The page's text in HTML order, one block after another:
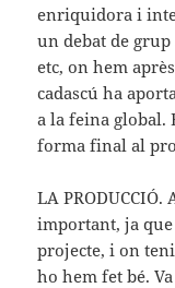
enriquidora i
un debat de
etc, on hem
cadascú ha
a la feina global.
forma final al
LA PRODUCCIÓ.
important, ja
projecte, i on
ho hem fet bé.